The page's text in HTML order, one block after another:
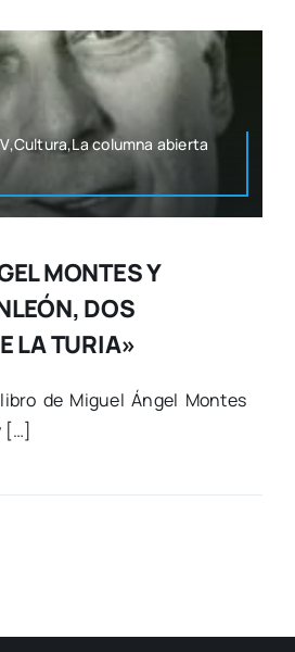
colum­na abier­ta
MONTES Y
DOS
LA TURIA»
de Miguel Ángel Mon­tes
[…]